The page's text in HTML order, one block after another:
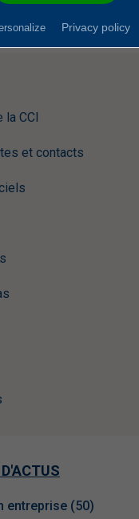
la CCI
et contacts
entreprise (50)
Privacy policy